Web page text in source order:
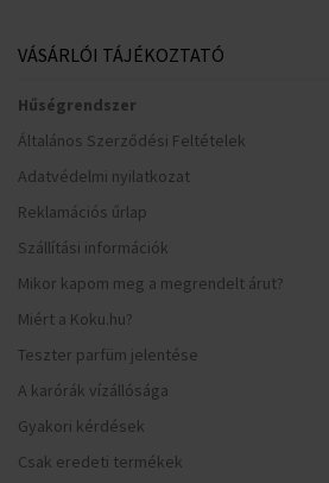
VÁSÁRLÓI TÁJÉKOZTATÓ
Hűségrendszer
Általános Szerződési Feltételek
Adatvédelmi nyilatkozat
Reklamációs űrlap
Szállítási információk
Mikor kapom meg a megrendelt árut?
Miért a Koku.hu?
Teszter parfüm jelentése
A karórák vízállósága
Gyakori kérdések
Csak eredeti termékek